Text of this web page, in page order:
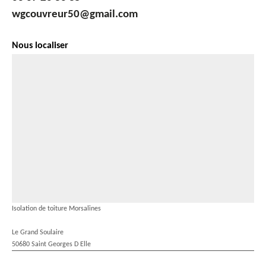
wgcouvreur50@gmail.com
Nous localiser
Isolation de toiture Morsalines
Le Grand Soulaire
50680 Saint Georges D Elle